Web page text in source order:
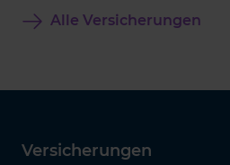
Alle Versicherungen
Versicherungen